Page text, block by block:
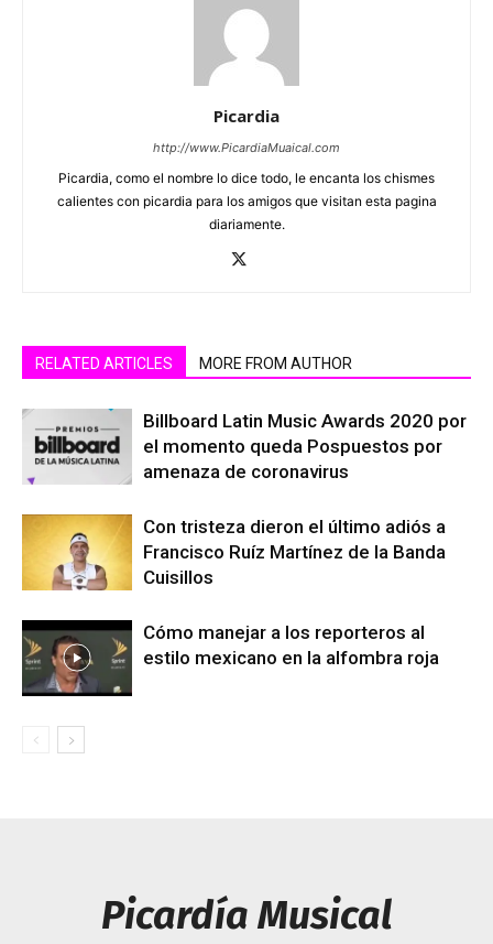
Picardia
http://www.PicardiaMuaical.com
Picardia, como el nombre lo dice todo, le encanta los chismes
calientes con picardia para los amigos que visitan esta pagina
diariamente.
RELATED ARTICLES MORE FROM AUTHOR
Billboard Latin Music Awards 2020 por
el momento queda Pospuestos por
amenaza de coronavirus
Con tristeza dieron el último adiós a
Francisco Ruíz Martínez de la Banda
Cuisillos
Cómo manejar a los reporteros al
estilo mexicano en la alfombra roja
Picardía Musical